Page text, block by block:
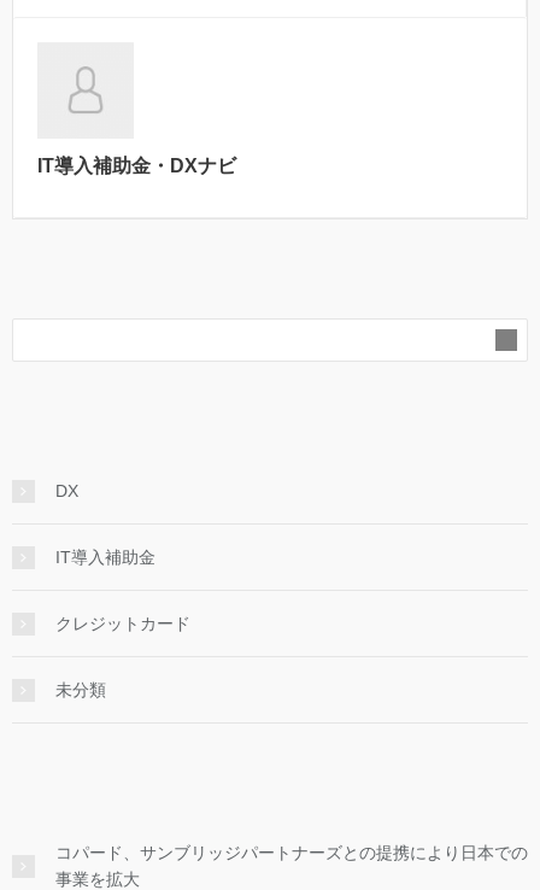
IT導入補助金・DXナビ
DX
IT導入補助金
クレジットカード
未分類
コパード、サンブリッジパートナーズとの提携により日本での
事業を拡大